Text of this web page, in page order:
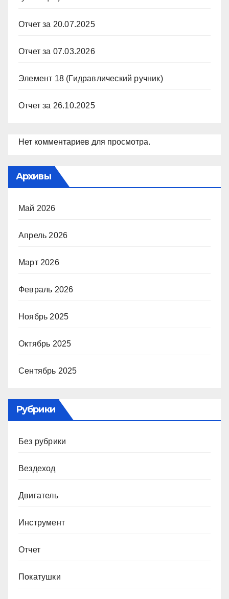
Отчет за 20.07.2025
Отчет за 07.03.2026
Элемент 18 (Гидравлический ручник)
Отчет за 26.10.2025
Нет комментариев для просмотра.
Архивы
Май 2026
Апрель 2026
Март 2026
Февраль 2026
Ноябрь 2025
Октябрь 2025
Сентябрь 2025
Рубрики
Без рубрики
Вездеход
Двигатель
Инструмент
Отчет
Покатушки